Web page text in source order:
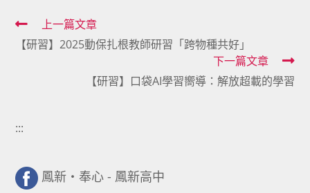
Read
more
上一篇文章
【研習】2025動保扎根教師研習「跨物種共好」
下一篇文章
【研習】口袋AI學習嚮導：解放超載的學習
:::
鳳新・奉心 - 鳳新高中